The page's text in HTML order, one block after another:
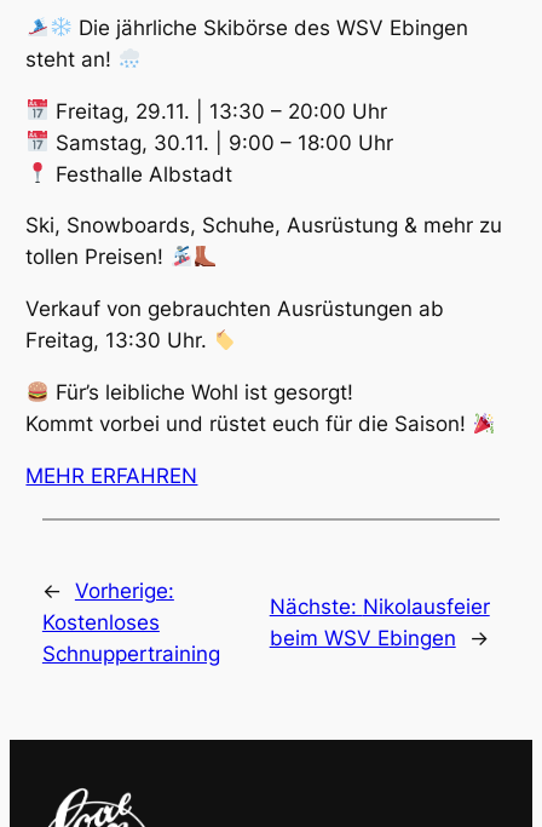
Die jährliche Skibörse des WSV Ebingen
steht an!
Freitag, 29.11. | 13:30 – 20:00 Uhr
Samstag, 30.11. | 9:00 – 18:00 Uhr
Festhalle Albstadt
Ski, Snowboards, Schuhe, Ausrüstung & mehr zu
tollen Preisen!
Verkauf von gebrauchten Ausrüstungen ab
Freitag, 13:30 Uhr.
Für’s leibliche Wohl ist gesorgt!
Kommt vorbei und rüstet euch für die Saison!
MEHR ERFAHREN
← Vorherige:
Kostenloses
Schnuppertraining
Nächste: Nikolausfeier
beim WSV Ebingen
→